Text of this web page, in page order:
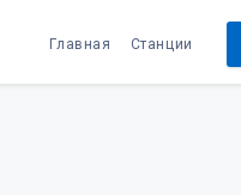
Главная Станции